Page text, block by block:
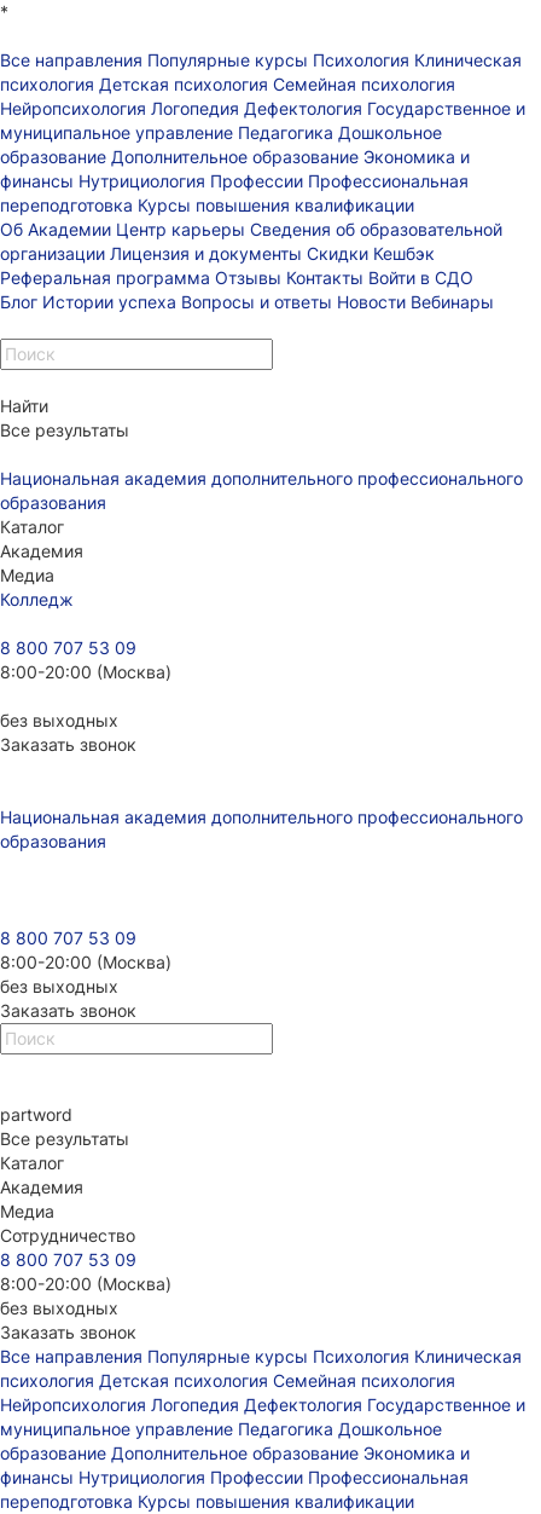
*
Все направления Популярные курсы Психология Клиническая
психология Детская психология Семейная психология
Нейропсихология Логопедия Дефектология Государственное и
муниципальное управление Педагогика Дошкольное
образование Дополнительное образование Экономика и
финансы Нутрициология Профессии Профессиональная
переподготовка Курсы повышения квалификации
Об Академии Центр карьеры Сведения об образовательной
организации Лицензия и документы Скидки Кешбэк
Реферальная программа Отзывы Контакты Войти в СДО
Блог Истории успеха Вопросы и ответы Новости Вебинары
Найти
Все результаты
Национальная академия дополнительного профессионального
образования
Каталог
Академия
Медиа
Колледж
8 800 707 53 09
8:00-20:00 (Москва)
без выходных
Заказать звонок
Национальная академия дополнительного профессионального
образования
8 800 707 53 09
8:00-20:00 (Москва)
без выходных
Заказать звонок
partword
Все результаты
Каталог
Академия
Медиа
Сотрудничество
8 800 707 53 09
8:00-20:00 (Москва)
без выходных
Заказать звонок
Все направления Популярные курсы Психология Клиническая
психология Детская психология Семейная психология
Нейропсихология Логопедия Дефектология Государственное и
муниципальное управление Педагогика Дошкольное
образование Дополнительное образование Экономика и
финансы Нутрициология Профессии Профессиональная
переподготовка Курсы повышения квалификации